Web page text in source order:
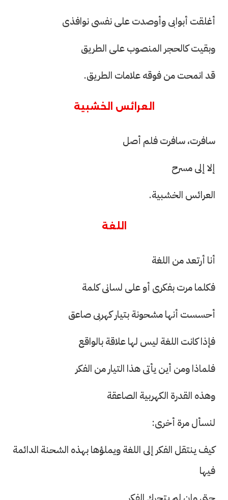
أغلقت أبوابى وأوصدت على نفسى نوافذى
وبقيت كالحجر المنصوب على الطريق
قد انمحت من فوقه علامات الطريق.
العرائس الخشبية
سافرت، سافرت فلم أصل
إلا إلى مسرح
العرائس الخشبية.
اللغة
أنا أرتعد من اللغة
فكلما مرت بفكرى أو على لسانى كلمة
أحسست أنها مشحونة بتيار كهربى صاعق
فإذا كانت اللغة ليس لها علاقة بالواقع
فلماذا ومن أين يأتى هذا التيار من الفكر
وهذه القدرة الكهربية الصاعقة
لنسأل مرة أخرى:
كيف ينتقل الفكر إلى اللغة ويملؤها بهذه الشحنة الدائمة
فيها